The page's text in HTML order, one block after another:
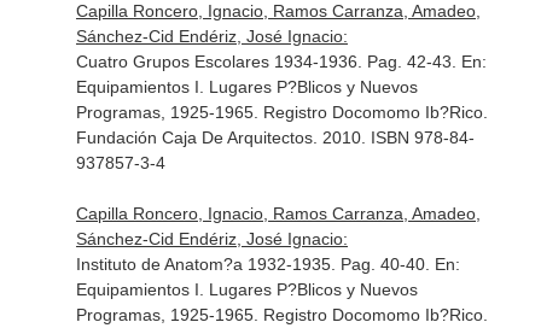
Capilla Roncero, Ignacio, Ramos Carranza, Amadeo,
Sánchez-Cid Endériz, José Ignacio:
Cuatro Grupos Escolares 1934-1936. Pag. 42-43. En:
Equipamientos I. Lugares P?Blicos y Nuevos
Programas, 1925-1965. Registro Docomomo Ib?Rico.
Fundación Caja De Arquitectos. 2010. ISBN 978-84-
937857-3-4
Capilla Roncero, Ignacio, Ramos Carranza, Amadeo,
Sánchez-Cid Endériz, José Ignacio:
Instituto de Anatom?a 1932-1935. Pag. 40-40. En:
Equipamientos I. Lugares P?Blicos y Nuevos
Programas, 1925-1965. Registro Docomomo Ib?Rico.